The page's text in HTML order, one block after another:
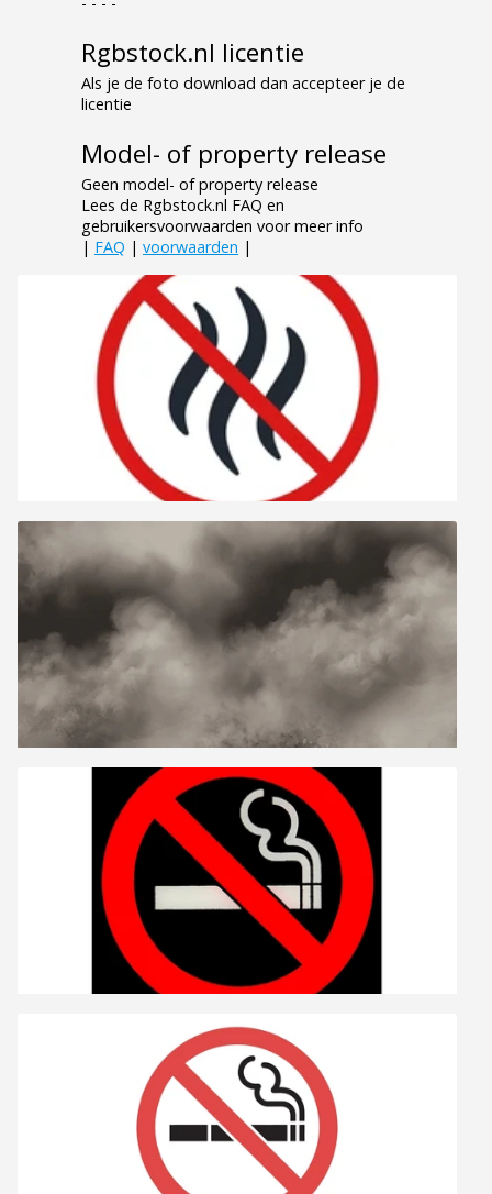
Rgbstock.nl licentie
Als je de foto download dan accepteer je de
licentie
Model- of property release
Geen model- of property release
Lees de Rgbstock.nl FAQ en
gebruikersvoorwaarden voor meer info
| FAQ | voorwaarden |